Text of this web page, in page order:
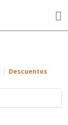
Descuentos